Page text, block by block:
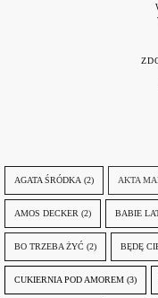
AGATA ŚRÓDKA (2) AKTA
AMOS DECKER (2) BABIE
BO TRZEBA ŻYĆ (2) BĘDĘ
CUKIERNIA POD AMOREM (3)